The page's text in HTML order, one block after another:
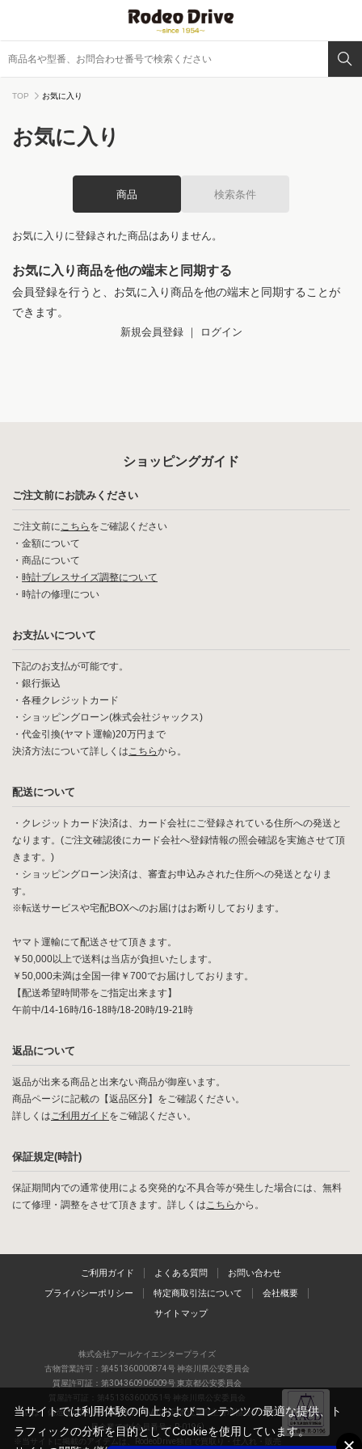
TOP お気に入り
お気に入り
商品 検索条件
お気に入りに登録された商品はありません。
お気に入り商品を他の端末と同期する
会員登録を行うと、お気に入り商品を他の端末と同期することが
できます。
新規会員登録｜ ログイン
ショッピングガイド
ご注文前にお読みください
ご注文前にこちら をご確認ください
・ 金額について
・ 商品について
・ 時計ブレスサイズ調整について
・ 時計の修理につい
お支払いについて
下記のお支払が可能です。
・銀行振込
・各種クレジットカード
・ショッピングローン(株式会社ジャックス)
・代金引換(ヤマト運輸)20万円まで
決済方法について詳しくはこちらから。
配送について
・クレジットカード決済は、カード会社にご登録されている住所への発送と
なります。(ご注文確認後にカード会社へ登録情報の照会確認を実施させて頂
きます。)
・ショッピングローン決済は、審査お申込みされた住所への発送となりま
す。
※転送サービスや宅配BOXへのお届けはお断りしております。
ヤマト運輸にて配送させて頂きます。
￥50,000以上で送料は当店が負担いたします。
￥50,000未満は全国一律￥700でお届けしております。
【配送希望時間帯をご指定出来ます】
午前中/14-16時/16-18時/18-20時/19-21時
返品について
返品が出来る商品と出来ない商品が御座います。
商品ページに記載の【返品区分】をご確認ください。
詳しくはご利用ガイドをご確認ください。
保証規定(時計)
保証期間内での通常使用による突発的な不具合等が発生した場合には、無料
にて修理・調整をさせて頂きます。詳しくはこちらから。
ご利用ガイド よくある質問 お問い合わせ
プライバシーポリシー 特定商取引法について 会社概要
サイトマップ
株式会社アールケイエンタープライズ
古物営業許可：第451360000874号 神奈川県公安委員会
質屋許可証：第304360906009号 東京都公安委員会
質屋許可証：第451363600051号 神奈川県公安委員会
当店は、偽造品の流通防止を目指すAACD(日本流通自主管理協会)の正会
員企業です(会員番号：R-0196)
※当サイトに掲載のアイテムは、RodeoDrive独自で買取り・仕入れ・販売
当サイトでは利用体験の向上およびコンテンツの最適な提供、ト
ラフィックの分析を目的としてCookieを使用しています。